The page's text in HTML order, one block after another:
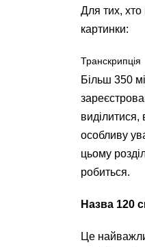
Для тих, хто
картинки:
Транскрипція
Більш 350
виділитися,
особливу
цьому
робиться.
Назва 120
Це